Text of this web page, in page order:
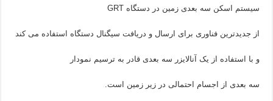
سیستم اسکن سه بعدی زمین در دستگاه GRT
از جدیدترین فناوری برای ارسال و دریافت سیگنال دستگاه استفاده می کند
و با استفاده از یک آنالایزر سه بعدی قادر به ترسیم نمودار
سه بعدی از اجسام احتمالی در زیر زمین است.